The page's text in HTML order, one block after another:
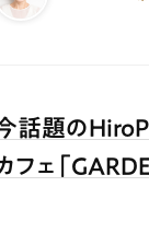
話題の
フェ「